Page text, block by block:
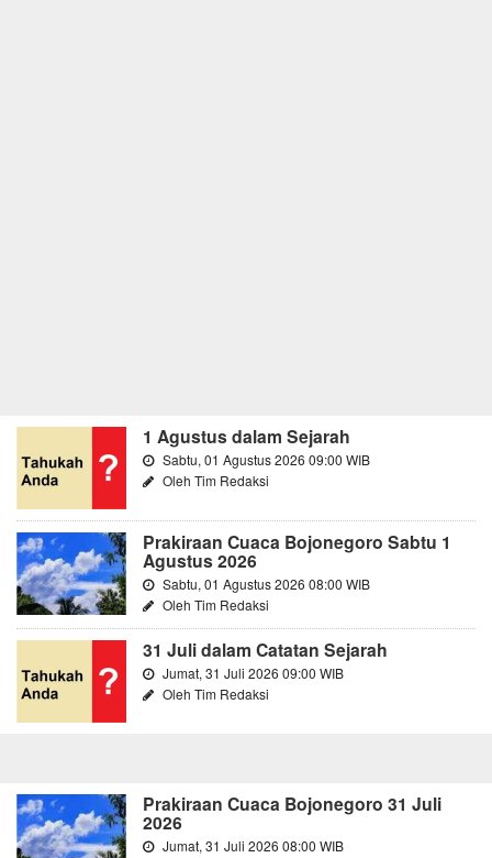
1 Agustus dalam Sejarah
Sabtu, 01 Agustus 2026 09:00 WIB
Oleh Tim Redaksi
Prakiraan Cuaca Bojonegoro Sabtu 1
Agustus 2026
Sabtu, 01 Agustus 2026 08:00 WIB
Oleh Tim Redaksi
31 Juli dalam Catatan Sejarah
Jumat, 31 Juli 2026 09:00 WIB
Oleh Tim Redaksi
Prakiraan Cuaca Bojonegoro 31 Juli
2026
Jumat, 31 Juli 2026 08:00 WIB